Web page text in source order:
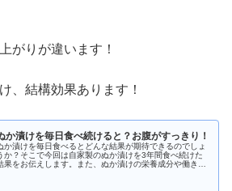
がりが違います！
、結構効果あります！
か漬けを毎日食べ続けると？お腹がすっきり！
か漬けを毎日食べるとどんな結果が期待できるのでしょ
か？そこで今回は自家製のぬか漬けを3年間食べ続けた
果をお伝えします。また、ぬか漬けの栄養成分や働きに